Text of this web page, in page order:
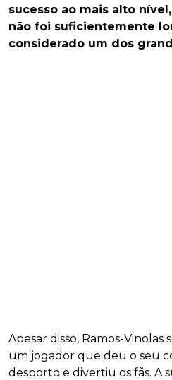
sucesso ao mais alto
não foi suficientemente
considerado um dos
Apesar disso, Ramos-
um jogador que deu o seu
desporto e divertiu os fãs. A